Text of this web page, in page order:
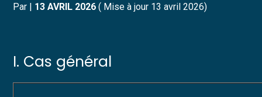
Par | 13 AVRIL 2026 ( Mise à jour 13 avril 2026)
I. Cas général